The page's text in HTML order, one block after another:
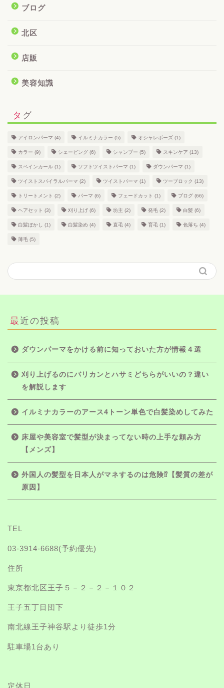
ブログ
北区
店販
美容知識
タグ
アイロンパーマ (4) イルミナカラー (5) オシャレボーズ (1)
カラー (9) シェービング (6) シャンプー (5) スキンケア (13)
スペインカール (1) ソフトツイストパーマ (1) ダウンパーマ (1)
ツイストスパイラルパーマ (2) ツイストパーマ (1) ツーブロック (13)
トリートメント (2) パーマ (6) フェードカット (1) ブログ (66)
ヘアセット (3) 刈り上げ (6) 坊主 (2) 発毛 (2) 白髪 (6)
白髪ぼかし (1) 白髪染め (4) 直毛 (4) 育毛 (1) 色落ち (4)
薄毛 (5)
最近の投稿
ダウンパーマをかける前に知っておいた方が情報４選
刈り上げるのにバリカンとハサミどちらがいいの？違い
を解説します
イルミナカラーのアース4トーン単色で白髪染めしてみた
床屋や美容室で髪型が決まってない時の上手な頼み方
【メンズ】
外国人の髪型を日本人がマネするのは危険⁉【髪質の差が
原因】
TEL
03-3914-6688(予約優先)
住所
東京都北区王子５－２－２－１０２
王子五丁目団下
南北線王子神谷駅より徒歩1分
駐車場1台あり
定休日